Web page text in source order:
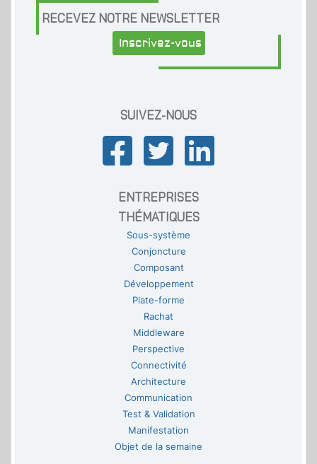
RECEVEZ NOTRE NEWSLETTER
Inscrivez-vous
SUIVEZ-NOUS
ENTREPRISES
THÉMATIQUES
Sous-système
Conjoncture
Composant
Développement
Plate-forme
Rachat
Middleware
Perspective
Connectivité
Architecture
Communication
Test & Validation
Manifestation
Objet de la semaine